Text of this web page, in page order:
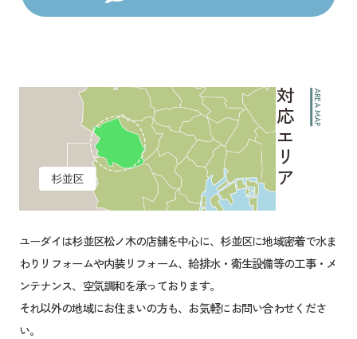
対応エリア AREA MAP
ユーダイは杉並区松ノ木の店舗を中心に、杉並区に地域密着で水ま
わりリフォームや内装リフォーム、給排水・衛生設備等の工事・メ
ンテナンス、空気調和を承っております。
それ以外の地域にお住まいの方も、お気軽にお問い合わせくださ
い。